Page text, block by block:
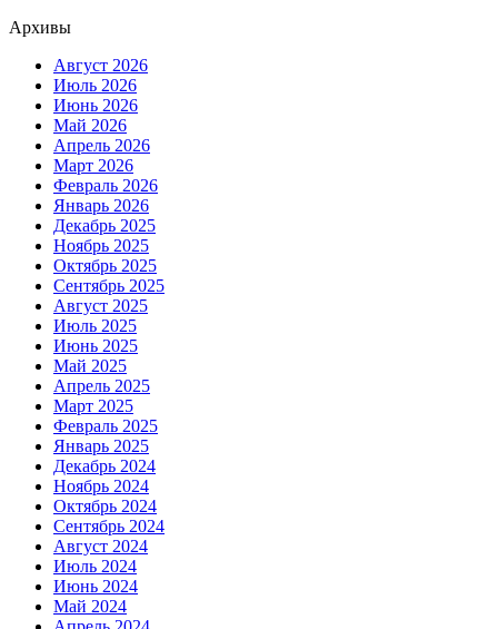
Архивы
Август 2026
Июль 2026
Июнь 2026
Май 2026
Апрель 2026
Март 2026
Февраль 2026
Январь 2026
Декабрь 2025
Ноябрь 2025
Октябрь 2025
Сентябрь 2025
Август 2025
Июль 2025
Июнь 2025
Май 2025
Апрель 2025
Март 2025
Февраль 2025
Январь 2025
Декабрь 2024
Ноябрь 2024
Октябрь 2024
Сентябрь 2024
Август 2024
Июль 2024
Июнь 2024
Май 2024